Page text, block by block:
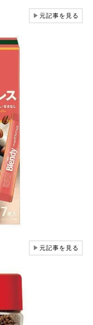
▶元記事を見る
▶元記事を見る